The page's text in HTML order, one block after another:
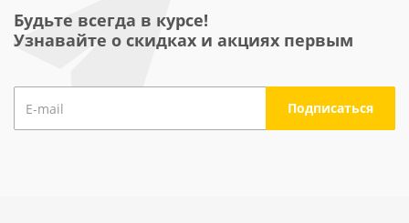
Будьте всегда в курсе!
Узнавайте о скидках и акциях первым